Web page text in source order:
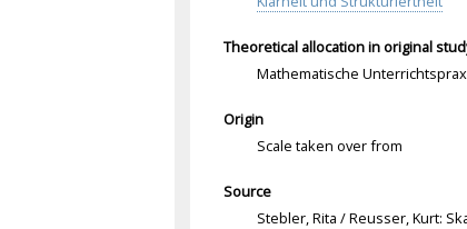
Theoretical allocation in original
Mathematische
Origin
Scale taken over from
Source
Stebler, Rita / Reusser, Kurt: